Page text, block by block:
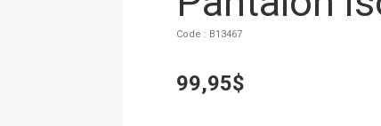
Code : B13467
99,95$